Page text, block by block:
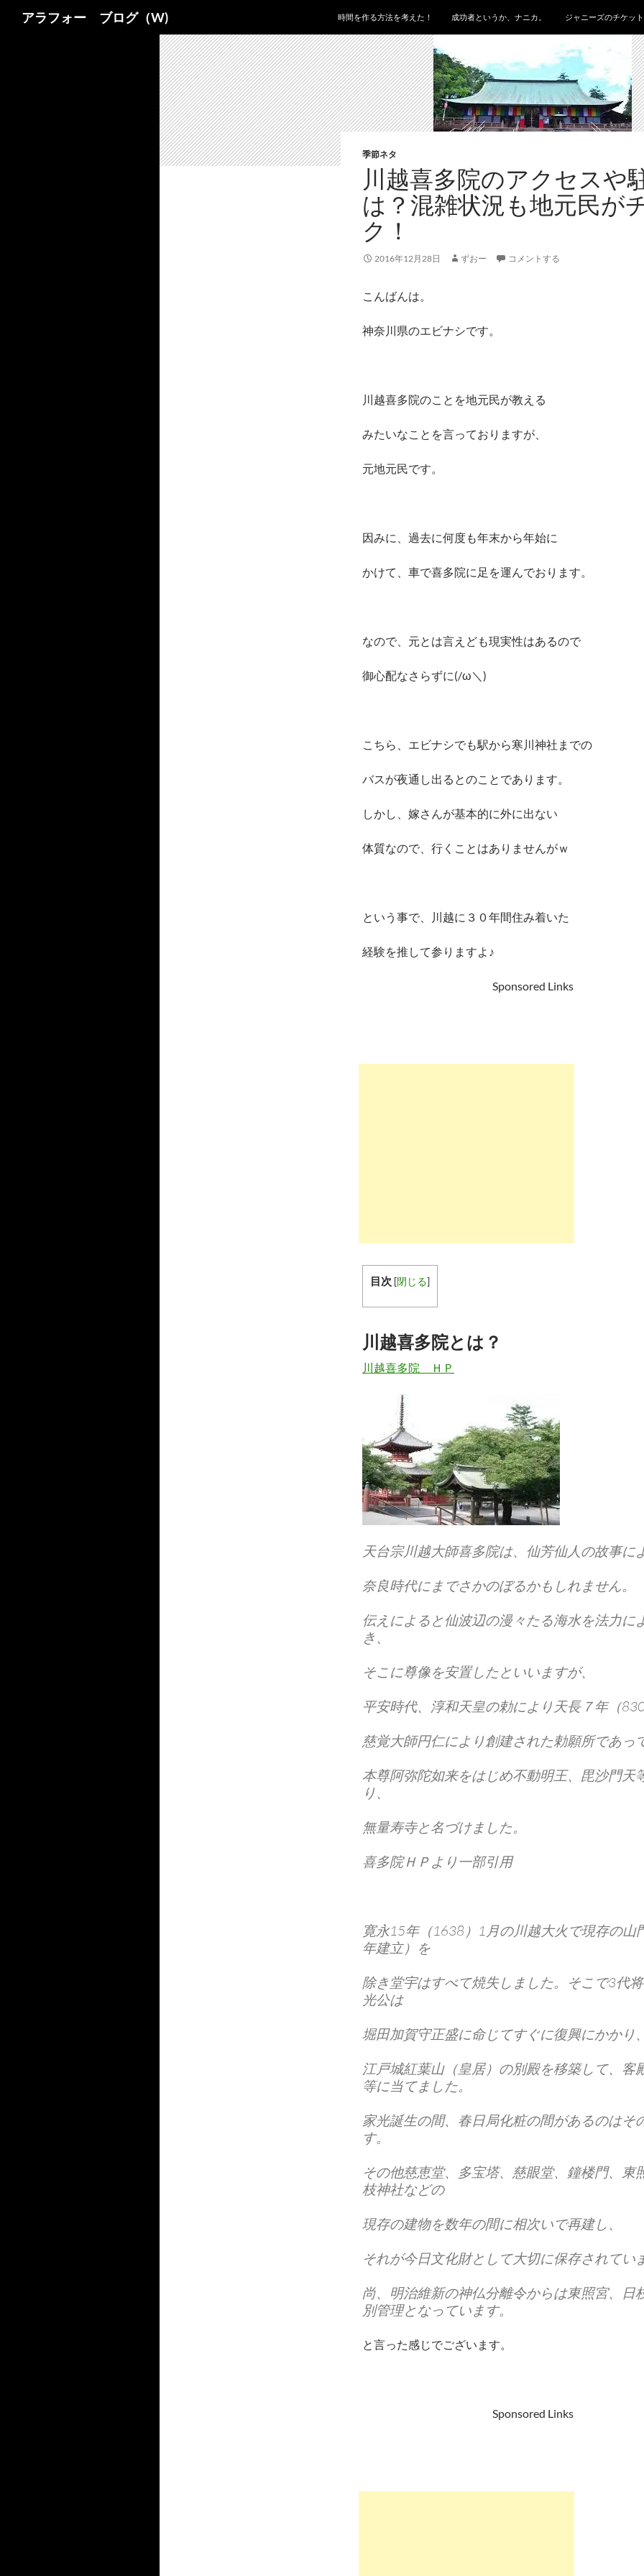
アラフォー ブログ（W) 時間を作る方法を考えた！ 成功者というか、ナニカ。 ジャニーズのチケッ
季節ネタ
川越喜多院のアクセスや
は？混雑状況も地元民が
ク！
2016年12月28日 ずおー コメントする
こんばんは。
神奈川県のエビナシです。
川越喜多院のことを地元民が教える
みたいなことを言っておりますが、
元地元民です。
因みに、過去に何度も年末から年始に
かけて、車で喜多院に足を運んでおります。
なので、元とは言えども現実性はあるので
御心配なさらずに(/ω＼)
こちら、エビナシでも駅から寒川神社までの
バスが夜通し出るとのことであります。
しかし、嫁さんが基本的に外に出ない
体質なので、行くことはありませんがｗ
という事で、川越に３０年間住み着いた
経験を推して参りますよ♪
Sponsored Links
目次 [閉じる]
川越喜多院とは？
川越喜多院 ＨＰ
天台宗川越大師喜多院は、仙芳仙人の故事に
奈良時代にまでさかのぼるかもしれません。
伝えによると仙波辺の漫々たる海水を法力に
き、
そこに尊像を安置したといいますが、
平安時代、淳和天皇の勅により天長７年（
慈覚大師円仁により創建された勅願所であっ
本尊阿弥陀如来をはじめ不動明王、毘沙門天
り、
無量寿寺と名づけました。
喜多院ＨＰより一部引用
寛永15年（1638）1月の川越大火で現存の山
年建立）を
除き堂宇はすべて焼失しました。そこで3代
光公は
堀田加賀守正盛に命じてすぐに復興にかかり
江戸城紅葉山（皇居）の別殿を移築して、客
等に当てました。
家光誕生の間、春日局化粧の間があるのはそ
す。
その他慈恵堂、多宝塔、慈眼堂、鐘楼門、東
枝神社などの
現存の建物を数年の間に相次いで再建し、
それが今日文化財として大切に保存されてい
尚、明治維新の神仏分離令からは東照宮、日
別管理となっています。
と言った感じでございます。
Sponsored Links